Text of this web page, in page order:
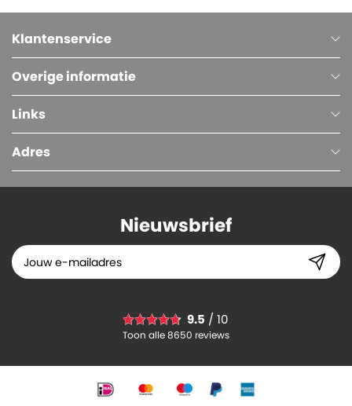
In winkelwagen
Klantenservice
Overige informatie
Links
Adres
Nieuwsbrief
9.5 / 10
Toon alle 8650 reviews